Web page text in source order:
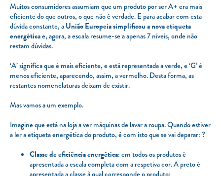
Muitos consumidores assumiam que um produto por ser A+ era mais
eficiente do que outros, o que não é verdade. E para acabar com esta
dúvida constante, aUnião Europeia simplificou a nova etiqueta
energéticae, agora, a escala resume-se a apenas 7 níveis, onde não
restam dúvidas.
‘A’ significa que é mais eficiente, e está representada a verde, e ‘G’ é
menos eficiente, aparecendo, assim, a vermelho. Desta forma, as
restantes nomenclaturas deixam de existir.
Mas vamos a um exemplo.
Imagine que está na loja a ver máquinas de lavar a roupa. Quando estiver
a ler a etiqueta energética do produto, é com isto que se vai deparar: ?
Classe de eficiência energética: em todos os produtos é
apresentada a escala completa com a respetiva cor. A preto é
apresentada a classe à qual corresponde o produto;